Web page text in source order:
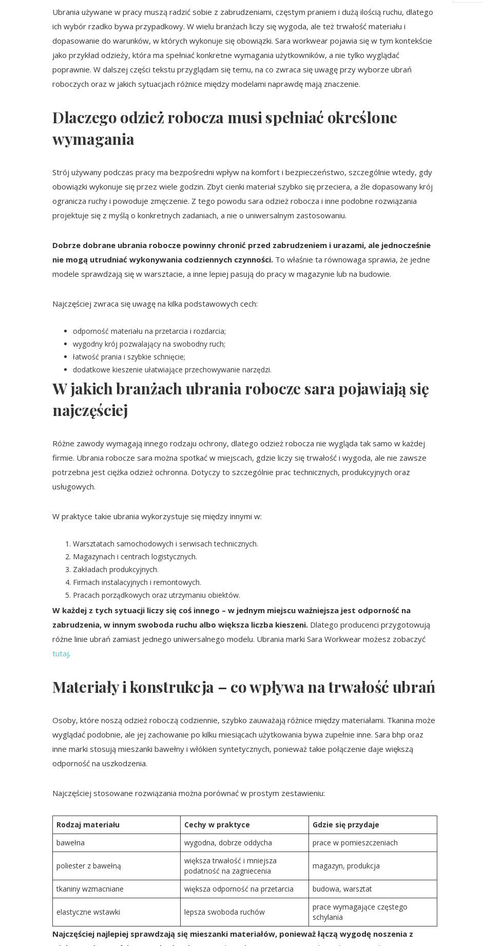
Ubrania używane w pracy muszą radzić sobie z zabrudzeniami, częstym praniem i dużą ilością ruchu, dlatego
ich wybór rzadko bywa przypadkowy. W wielu branżach liczy się wygoda, ale też trwałość materiału i
dopasowanie do warunków, w których wykonuje się obowiązki. Sara workwear pojawia się w tym kontekście
jako przykład odzieży, która ma spełniać konkretne wymagania użytkowników, a nie tylko wyglądać
poprawnie. W dalszej części tekstu przyglądam się temu, na co zwraca się uwagę przy wyborze ubrań
roboczych oraz w jakich sytuacjach różnice między modelami naprawdę mają znaczenie.
Dlaczego odzież robocza musi spełniać określone
wymagania
Strój używany podczas pracy ma bezpośredni wpływ na komfort i bezpieczeństwo, szczególnie wtedy, gdy
obowiązki wykonuje się przez wiele godzin. Zbyt cienki materiał szybko się przeciera, a źle dopasowany krój
ogranicza ruchy i powoduje zmęczenie. Z tego powodu sara odzież robocza i inne podobne rozwiązania
projektuje się z myślą o konkretnych zadaniach, a nie o uniwersalnym zastosowaniu.
Dobrze dobrane ubrania robocze powinny chronić przed zabrudzeniem i urazami, ale jednocześnie
nie mogą utrudniać wykonywania codziennych czynności. To właśnie ta równowaga sprawia, że jedne
modele sprawdzają się w warsztacie, a inne lepiej pasują do pracy w magazynie lub na budowie.
Najczęściej zwraca się uwagę na kilka podstawowych cech:
odporność materiału na przetarcia i rozdarcia;
wygodny krój pozwalający na swobodny ruch;
łatwość prania i szybkie schnięcie;
dodatkowe kieszenie ułatwiające przechowywanie narzędzi.
W jakich branżach ubrania robocze sara pojawiają się
najczęściej
Różne zawody wymagają innego rodzaju ochrony, dlatego odzież robocza nie wygląda tak samo w każdej
firmie. Ubrania robocze sara można spotkać w miejscach, gdzie liczy się trwałość i wygoda, ale nie zawsze
potrzebna jest ciężka odzież ochronna. Dotyczy to szczególnie prac technicznych, produkcyjnych oraz
usługowych.
W praktyce takie ubrania wykorzystuje się między innymi w:
Warsztatach samochodowych i serwisach technicznych.
Magazynach i centrach logistycznych.
Zakładach produkcyjnych.
Firmach instalacyjnych i remontowych.
Pracach porządkowych oraz utrzymaniu obiektów.
W każdej z tych sytuacji liczy się coś innego – w jednym miejscu ważniejsza jest odporność na
zabrudzenia, w innym swoboda ruchu albo większa liczba kieszeni. Dlatego producenci przygotowują
różne linie ubrań zamiast jednego uniwersalnego modelu. Ubrania marki Sara Workwear możesz zobaczyć
tutaj.
Materiały i konstrukcja – co wpływa na trwałość ubrań
Osoby, które noszą odzież roboczą codziennie, szybko zauważają różnice między materiałami. Tkanina może
wyglądać podobnie, ale jej zachowanie po kilku miesiącach użytkowania bywa zupełnie inne. Sara bhp oraz
inne marki stosują mieszanki bawełny i włókien syntetycznych, ponieważ takie połączenie daje większą
odporność na uszkodzenia.
Najczęściej stosowane rozwiązania można porównać w prostym zestawieniu:
Rodzaj materiału Cechy w praktyce
Gdzie się przydaje
bawełna
wygodna, dobrze oddycha prace w pomieszczeniach
poliester z bawełną
większa trwałość i mniejsza
podatność na zagniecenia
magazyn, produkcja
tkaniny wzmacniane większa odporność na przetarcia budowa, warsztat
elastyczne wstawki lepsza swoboda ruchów
prace wymagające częstego
schylania
Najczęściej najlepiej sprawdzają się mieszanki materiałów, ponieważ łączą wygodę noszenia z